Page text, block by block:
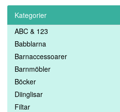
Kategorier
ABC & 123
Babblarna
Barnaccessoarer
Barnmöbler
Böcker
Diinglisar
Filtar